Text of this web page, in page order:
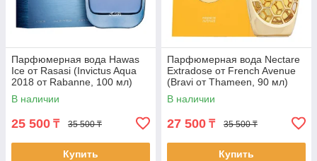
Парфюмерная вода Hawas
Ice от Rasasi (Invictus Aqua
2018 от Rabanne, 100 мл)
В наличии
25 500 ₸ 35 500 ₸
Купить
Парфюмерная вода Nectare
Extradose от French Avenue
(Bravi от Thameen, 90 мл)
В наличии
27 500 ₸ 35 500 ₸
Купить